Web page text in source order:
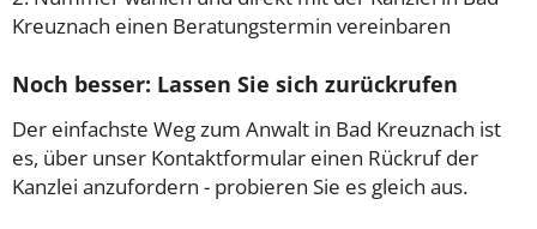
Kreuznach einen Beratungstermin vereinbaren
Noch besser: Lassen Sie sich zurückrufen
Der einfachste Weg zum Anwalt in Bad Kreuznach ist
es, über unser Kontaktformular einen Rückruf der
Kanzlei anzufordern - probieren Sie es gleich aus.